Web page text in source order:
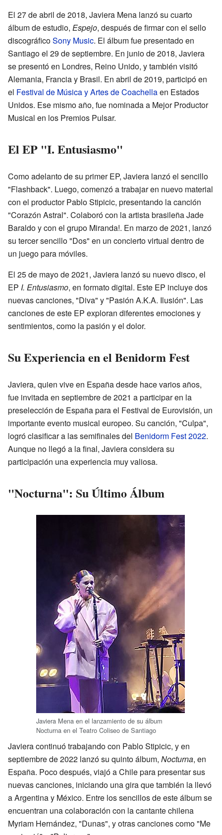
El 27 de abril de 2018, Javiera Mena lanzó su cuarto
álbum de estudio, Espejo, después de firmar con el sello
discográficoSony Music. El álbum fue presentado en
Santiago el 29 de septiembre. En junio de 2018, Javiera
se presentó en Londres, Reino Unido, y también visitó
Alemania, Francia y Brasil. En abril de 2019, participó en
el Festival de Música y Artes de Coachellaen Estados
Unidos. Ese mismo año, fue nominada a Mejor Productor
Musical en los Premios Pulsar.
El EP "I. Entusiasmo"
Como adelanto de su primer EP, Javiera lanzó el sencillo
"Flashback". Luego, comenzó a trabajar en nuevo material
con el productor Pablo Stipicic, presentando la canción
"Corazón Astral". Colaboró con la artista brasileña Jade
Baraldo y con el grupo Miranda!. En marzo de 2021, lanzó
su tercer sencillo "Dos" en un concierto virtual dentro de
un juego para móviles.
El 25 de mayo de 2021, Javiera lanzó su nuevo disco, el
EP I. Entusiasmo, en formato digital. Este EP incluye dos
nuevas canciones, "Diva" y "Pasión A.K.A. Ilusión". Las
canciones de este EP exploran diferentes emociones y
sentimientos, como la pasión y el dolor.
Su Experiencia en el Benidorm Fest
Javiera, quien vive en España desde hace varios años,
fue invitada en septiembre de 2021 a participar en la
preselección de España para el Festival de Eurovisión, un
importante evento musical europeo. Su canción, "Culpa",
logró clasificar a las semifinales del Benidorm Fest 2022.
Aunque no llegó a la final, Javiera considera su
participación una experiencia muy valiosa.
"Nocturna": Su Último Álbum
Javiera Mena en el lanzamiento de su álbum
Nocturna en el Teatro Coliseo de Santiago
Javiera continuó trabajando con Pablo Stipicic, y en
septiembre de 2022 lanzó su quinto álbum, Nocturna, en
España. Poco después, viajó a Chile para presentar sus
nuevas canciones, iniciando una gira que también la llevó
a Argentina y México. Entre los sencillos de este álbum se
encuentran una colaboración con la cantante chilena
Myriam Hernández, "Dunas", y otras canciones como "Me